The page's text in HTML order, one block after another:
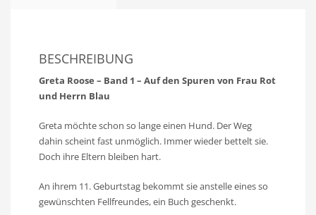
BESCHREIBUNG
Greta Roose – Band 1 – Auf den Spuren von Frau Rot
und Herrn Blau
Greta möchte schon so lange einen Hund. Der Weg
dahin scheint fast unmöglich. Immer wieder bettelt sie.
Doch ihre Eltern bleiben hart.
An ihrem 11. Geburtstag bekommt sie anstelle eines so
gewünschten Fellfreundes, ein Buch geschenkt.